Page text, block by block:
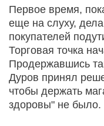
Первое время,
еще на слуху,
покупателей
Торговая точка
Продержавшись
Дуров принял
чтобы держать
здоровы" не было.